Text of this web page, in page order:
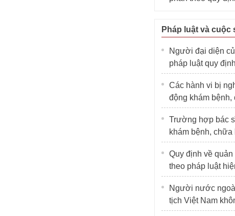
Pháp luật và cuộc
Người đại diện
pháp luật quy
Các hành vi bị
động khám bệnh,
Trường hợp bác
khám bệnh, chữa
Quy định về
theo pháp luật
Người nước
tịch Việt Nam